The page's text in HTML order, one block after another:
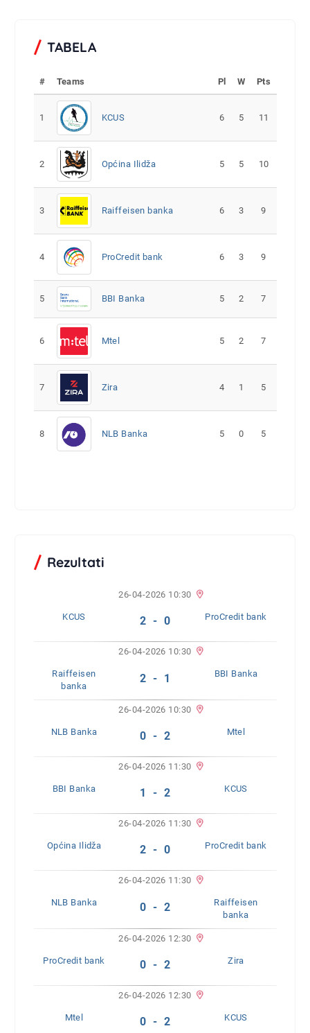
TABELA
# Teams Pl W Pts
1 KCUS 6 5 11
2 Općina Ilidža 5 5 10
3 Raiffeisen banka 6 3 9
4 ProCredit bank 6 3 9
5 BBI Banka 5 2 7
6 Mtel 5 2 7
7 Zira 4 1 5
8 NLB Banka 5 0 5
Rezultati
26-04-2026 10:30
KCUS 2 - 0 ProCredit bank
26-04-2026 10:30
Raiffeisen
banka
2 - 1 BBI Banka
26-04-2026 10:30
NLB Banka 0 - 2 Mtel
26-04-2026 11:30
BBI Banka 1 - 2 KCUS
26-04-2026 11:30
Općina Ilidža 2 - 0 ProCredit bank
26-04-2026 11:30
NLB Banka 0 - 2
Raiffeisen
banka
26-04-2026 12:30
ProCredit bank 0 - 2 Zira
26-04-2026 12:30
Mtel 0 - 2 KCUS